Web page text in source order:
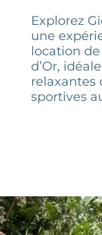
Explorez
une
location
d’Or,
relaxantes
sportives